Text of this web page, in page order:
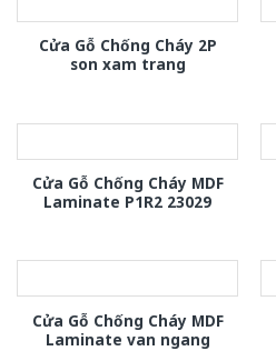
Cửa Gỗ Chống Cháy 2P
son xam trang
Cửa Gỗ Chống Cháy MDF
Laminate P1R2 23029
Cửa Gỗ Chống Cháy MDF
Laminate van ngang